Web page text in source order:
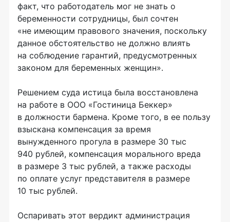
факт, что работодатель мог не знать о
беременности сотрудницы, был сочтен
«не имеющим правового значения, поскольку
данное обстоятельство не должно влиять
на соблюдение гарантий, предусмотренных
законом для беременных женщин».
Решением суда истица была восстановлена
на работе в ООО «Гостиница Беккер»
в должности бармена. Кроме того, в ее пользу
взыскана компенсация за время
вынужденного прогула в размере 30 тыс
940 рублей, компенсация морального вреда
в размере 3 тыс рублей, а также расходы
по оплате услуг представителя в размере
10 тыс рублей.
Оспаривать этот вердикт администрация